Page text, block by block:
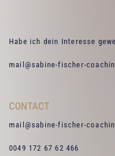
Habe ich dein Interesse
mail@sabine-fischer-
CONTACT
mail@sabine-fischer-
0049 172 67 62 466